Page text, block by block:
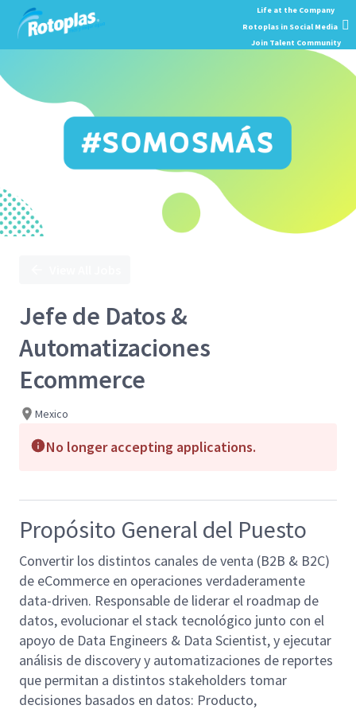
Position
Jefe de Datos &
Automatizaciones
Ecommerce
Mexico
No longer accepting applications.
Propósito General del Puesto
Convertir los distintos canales de venta (B2B & B2C)
de eCommerce en operaciones verdaderamente
data-driven. Responsable de liderar el roadmap de
datos, evolucionar el stack tecnológico junto con el
apoyo de Data Engineers & Data Scientist, y ejecutar
análisis de discovery y automatizaciones de reportes
que permitan a distintos stakeholders tomar
decisiones basados en datos: Producto,